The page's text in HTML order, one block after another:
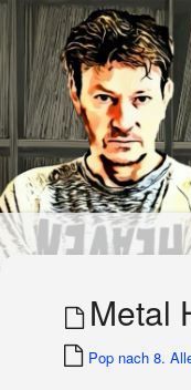
Metal
Pop nach 8.